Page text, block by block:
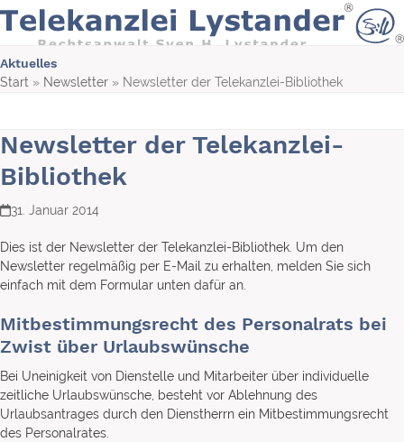
Skip
content
Aktuelles
Start » Newsletter » Newsletter der Telekanzlei-Bibliothek
Newsletter der Telekanzlei-
Bibliothek
31. Januar 2014
Dies ist der Newsletter der Telekanzlei-Bibliothek. Um den
Newsletter regelmäßig per E-Mail zu erhalten, melden Sie sich
einfach mit dem Formular unten dafür an.
Mitbestimmungsrecht des Personalrats bei
Zwist über Urlaubswünsche
Bei Uneinigkeit von Dienstelle und Mitarbeiter über individuelle
zeitliche Urlaubswünsche, besteht vor Ablehnung des
Urlaubsantrages durch den Dienstherrn ein Mitbestimmungsrecht
des Personalrates.